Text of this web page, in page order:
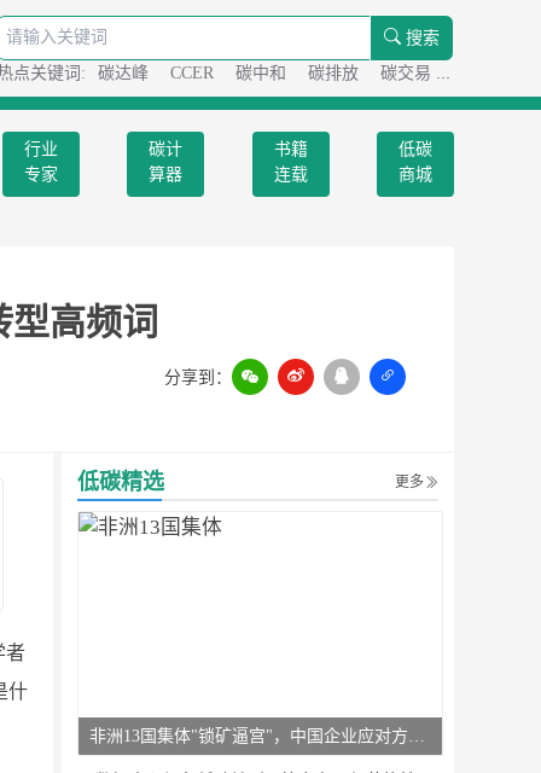
搜索
点关键词:
碳达峰 CCER 碳中和 碳排放 碳交易
行业
专家
碳计
算器
书籍
连载
低碳
商城
高频词
分享到：
者
什
低碳精选 更多
非洲13国集体"锁矿逼宫"，中国企业应对方案曝光